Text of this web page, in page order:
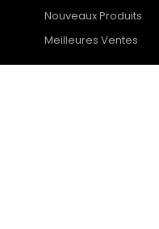
Nouveaux Produits
Meilleures Ventes